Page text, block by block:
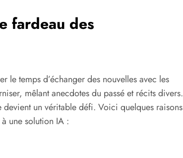
fardeau des
le temps d’échanger des nouvelles avec les
mêlant anecdotes du passé et récits divers.
devient un véritable défi. Voici quelques raisons
une solution IA :